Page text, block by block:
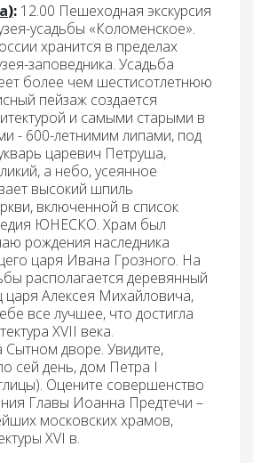
): 1 2.00 Пешеходная экскурсия
я-усадьбы «Коломенское».
хранится в пределах
заповедника. Усадьба
более чем шестисотлетнюю
пейзаж создается
и самыми старыми в
- 600-летнимим липами, под
царевич Петруша,
а небо, усеянное
высокий шпиль
включенной в список
ЮНЕСКО. Храм был
рождения наследника
царя Ивана Грозного. На
располагается деревянный
царя Алексея Михайловича,
все лучшее, что достигла
XVII века.
дворе. Увидите,
сей день, дом Петра I
Оцените совершенство
Главы Иоанна Предтечи –
московских храмов,
XVI в.